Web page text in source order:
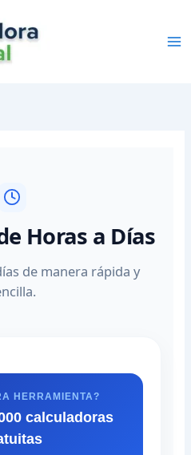
Horas a Días
de manera rápida y
HERRAMIENTA?
calculadoras